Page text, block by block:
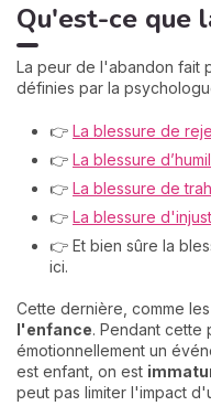
Qu'est-ce que
La peur de l'abandon fait
définies par la
👉 La blessure de
👉 La blessure
👉 La blessure de
👉 La blessure
👉 Et bien sûre la
ici.
Cette dernière, comme
l'enfance. Pendant cette
émotionnellement un
est enfant, on est
peut pas limiter l'impact